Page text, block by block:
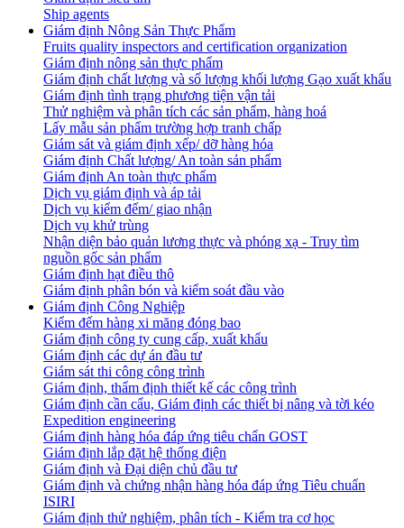
Ship agents
Giám định Nông Sản Thực Phẩm
Fruits quality inspectors and certification organization
Giám định nông sản thực phẩm
Giám định chất lượng và số lượng khối lượng Gạo xuất khẩu
Giám định tình trạng phương tiện vận tải
Thử nghiệm và phân tích các sản phẩm, hàng hoá
Lấy mẫu sản phẩm trường hợp tranh chấp
Giám sát và giám định xếp/ dỡ hàng hóa
Giám định Chất lượng/ An toàn sản phẩm
Giám định An toàn thực phẩm
Dịch vụ giám định và áp tải
Dịch vụ kiểm đếm/ giao nhận
Dịch vụ khử trùng
Nhận diện bảo quản lương thực và phóng xạ - Truy tìm
nguồn gốc sản phẩm
Giám định hạt điều thô
Giám định phân bón và kiểm soát đầu vào
Giám định Công Nghiệp
Kiểm đếm hàng xi măng đóng bao
Giám định công ty cung cấp, xuất khẩu
Giám định các dự án đầu tư
Giám sát thi công công trình
Giám định, thẩm định thiết kế các công trình
Giám định cần cẩu, Giám định các thiết bị nâng và tời kéo
Expedition engineering
Giám định hàng hóa đáp ứng tiêu chẩn GOST
Giám định lắp đặt hệ thống điện
Giám định và Đại diện chủ đầu tư
Giám định và chứng nhận hàng hóa đáp ứng Tiêu chuẩn
ISIRI
Giám định thử nghiệm, phân tích - Kiểm tra cơ học